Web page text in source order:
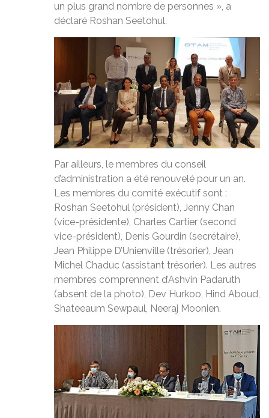
un plus grand nombre de personnes », a
déclaré Roshan Seetohul.
Par ailleurs, le membres du conseil
d’administration a été renouvelé pour un an.
Les membres du comité exécutif sont :
Roshan Seetohul (président), Jenny Chan
(vice-présidente), Charles Cartier (second
vice-président), Denis Gourdin (secrétaire),
Jean Philippe D’Unienville (trésorier), Jean
Michel Chaduc (assistant trésorier). Les autres
membres comprennent d’Ashvin Padaruth
(absent de la photo), Dev Hurkoo, Hind Aboud,
Shateeaum Sewpaul, Neeraj Moonien.